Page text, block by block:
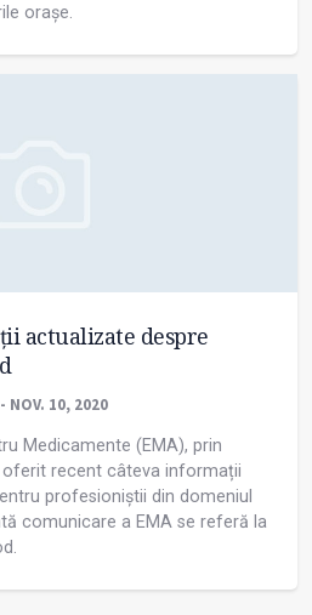
orașe.
actualizate despre
- NOV. 10, 2020
Medicamente (EMA), prin
oferit recent câteva informații
profesioniștii din domeniul
comunicare a EMA se referă la